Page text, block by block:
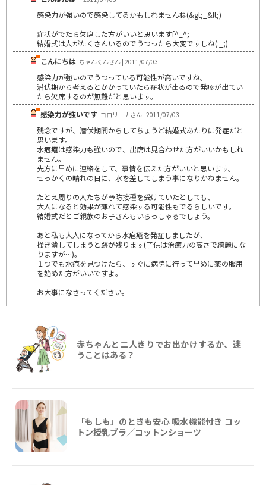
感染力が強いので感染してるかもしれませんね(&gt;_&lt;)
症状がでたら欠席した方がいいと思いますf^_^;
結婚式は人がたくさんいるのでうつったら大変ですしね(:_;)
こんにちは ちゃんくんさん | 2011/07/03
感染力が強いのでうつっている可能性が高いですね。
潜伏期から考えるとかかっていたら症状が出るので発疹が出てい
たら欠席するのが無難だと思います。
感染力が強いです コロリーナさん | 2011/07/03
残念ですが、潜伏期間からしてちょうど結婚式あたりに発症だと
思います。
水疱瘡は感染力も強いので、出席は見合わせた方がいいかもしれ
ません。
先方に早めに連絡をして、事情を伝えた方がいいと思います。
せっかくの晴れの日に、水を差してしまう事になりかねません。
たとえ周りの人たちが予防接種を受けていたとしても、
大人になると効果が薄れて感染する可能性もでるらしいです。
結婚式だとご親族のお子さんもいらっしゃるでしょう。
あと私も大人になってから水疱瘡を発症しましたが、
掻き潰してしまうと跡が残ります(子供は治癒力の高さで綺麗にな
りますが…)。
１つでも水疱を見つけたら、すぐに病院に行って早めに薬の服用
を始めた方がいいですよ。
お大事になさってください。
赤ちゃんと二人きりでお出かけするか、迷
うことはある？
「もしも」のときも安心 吸水機能付き コッ
トン授乳ブラ／コットンショーツ